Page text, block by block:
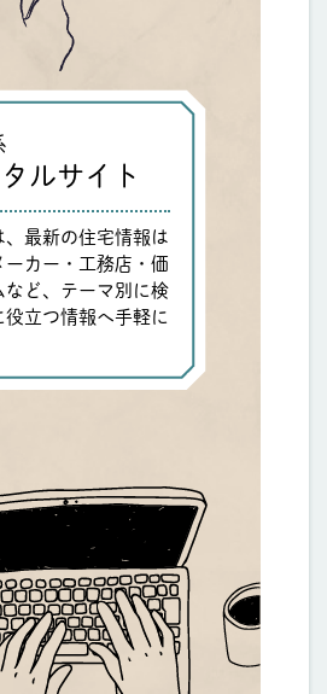
ルサイト
最新の住宅情報は
カー・工務店・価
ど、テーマ別に検
立つ情報へ手軽に